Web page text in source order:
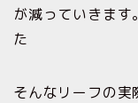
が減っていきます
た
そんなリーフの